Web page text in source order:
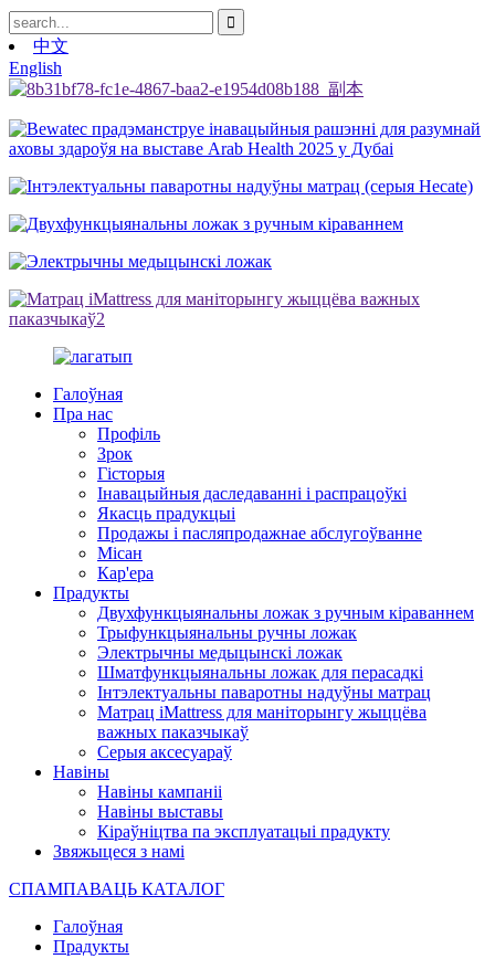
中文
English
Галоўная
Пра нас
Профіль
Зрок
Гісторыя
Інавацыйныя даследаванні і распрацоўкі
Якасць прадукцыі
Продажы і пасляпродажнае абслугоўванне
Місан
Кар'ера
Прадукты
Двухфункцыянальны ложак з ручным кіраваннем
Трыфункцыянальны ручны ложак
Электрычны медыцынскі ложак
Шматфункцыянальны ложак для перасадкі
Інтэлектуальны паваротны надуўны матрац
Матрац iMattress для маніторынгу жыццёва
важных паказчыкаў
Серыя аксесуараў
Навіны
Навіны кампаніі
Навіны выставы
Кіраўніцтва па эксплуатацыі прадукту
Звяжыцеся з намі
СПАМПАВАЦЬ КАТАЛОГ
Галоўная
Прадукты